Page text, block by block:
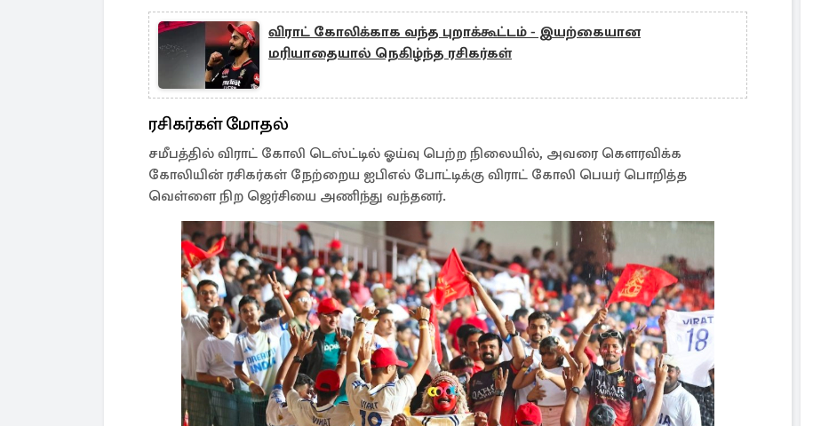
விராட் கோலிக்காக வந்த புறாக்கூட்டம் - இயற்கையான
மரியாதையால் நெகிழ்ந்த ரசிகர்கள்
ரசிகர்கள் மோதல்
சமீபத்தில் விராட் கோலி டெஸ்ட்டில் ஓய்வு பெற்ற நிலையில், அவரை கௌரவிக்க
கோலியின் ரசிகர்கள் நேற்றைய ஐபிஎல் போட்டிக்கு விராட் கோலி பெயர் பொறித்த
வெள்ளை நிற ஜெர்சியை அணிந்து வந்தனர்.